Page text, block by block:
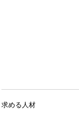
求める人材